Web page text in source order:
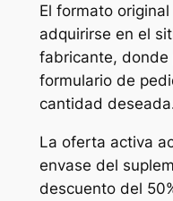
El formato
adquirirse en el
fabricante, donde
formulario de
cantidad
La oferta activa
envase del
descuento del